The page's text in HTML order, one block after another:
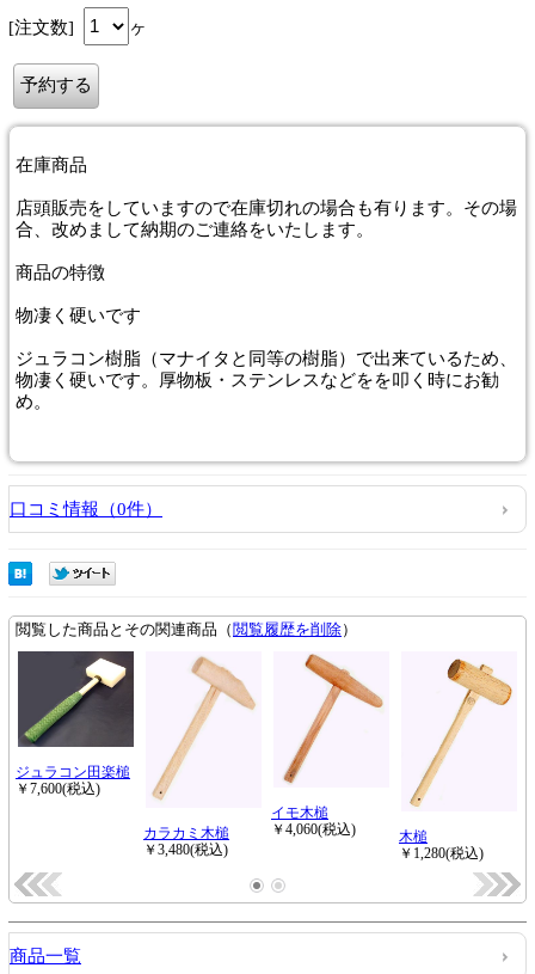
[注文数]
ヶ
在庫商品
店頭販売をしていますので在庫切れの場合も有ります。その場
合、改めまして納期のご連絡をいたします。
商品の特徴
物凄く硬いです
ジュラコン樹脂（マナイタと同等の樹脂）で出来ているため、
物凄く硬いです。厚物板・ステンレスなどをを叩く時にお勧
め。
口コミ情報（0件）
商品一覧